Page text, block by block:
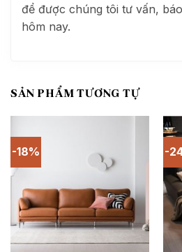
để được chúng tôi tư vấn,
hôm nay.
SẢN PHẨM TƯƠNG TỰ
-18% -